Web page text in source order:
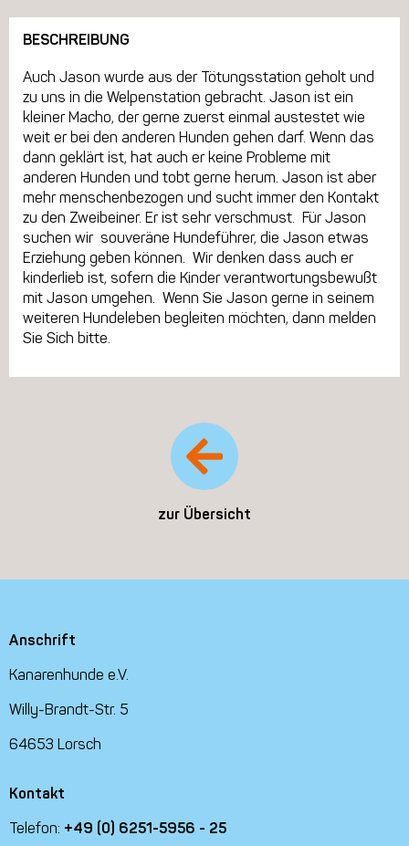
BESCHREIBUNG
Auch Jason wurde aus der Tötungsstation geholt und
zu uns in die Welpenstation gebracht. Jason ist ein
kleiner Macho, der gerne zuerst einmal austestet wie
weit er bei den anderen Hunden gehen darf. Wenn das
dann geklärt ist, hat auch er keine Probleme mit
anderen Hunden und tobt gerne herum. Jason ist aber
mehr menschenbezogen und sucht immer den Kontakt
zu den Zweibeiner. Er ist sehr verschmust. Für Jason
suchen wir souveräne Hundeführer, die Jason etwas
Erziehung geben können. Wir denken dass auch er
kinderlieb ist, sofern die Kinder verantwortungsbewußt
mit Jason umgehen. Wenn Sie Jason gerne in seinem
weiteren Hundeleben begleiten möchten, dann melden
Sie Sich bitte.
zur Übersicht
Anschrift
Kanarenhunde e.V.
Willy-Brandt-Str. 5
64653 Lorsch
Kontakt
Telefon: +49 (0) 6251-5956 - 25